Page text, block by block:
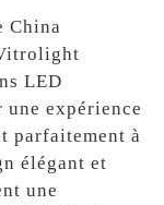
China
LED
expérience
parfaitement à
élégant et
une